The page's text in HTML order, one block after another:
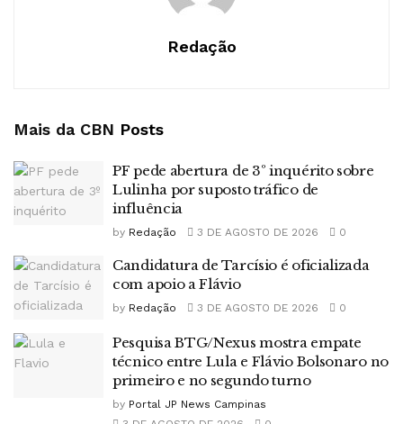
Redação
Mais da CBN Posts
PF pede abertura de 3º inquérito sobre
Lulinha por suposto tráfico de
influência
by Redação 3 DE AGOSTO DE 2026 0
Candidatura de Tarcísio é oficializada
com apoio a Flávio
by Redação 3 DE AGOSTO DE 2026 0
Pesquisa BTG/Nexus mostra empate
técnico entre Lula e Flávio Bolsonaro no
primeiro e no segundo turno
by Portal JP News Campinas